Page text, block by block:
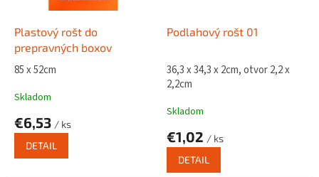
Plastový rošt do
prepravných boxov
85 x 52cm
Skladom
€6,53 / ks
DETAIL
Podlahový rošt 01
36,3 x 34,3 x 2cm, otvor 2,2 x
2,2cm
Skladom
€1,02 / ks
DETAIL